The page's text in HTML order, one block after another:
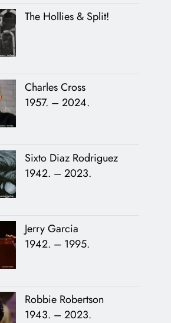
The Hollies & Split!
Charles Cross
1957. – 2024.
Sixto Diaz Rodriguez
1942. – 2023.
Jerry Garcia
1942. – 1995.
Robbie Robertson
1943. – 2023.